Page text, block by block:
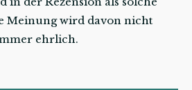
Meinung wird davon nicht
ehrlich.